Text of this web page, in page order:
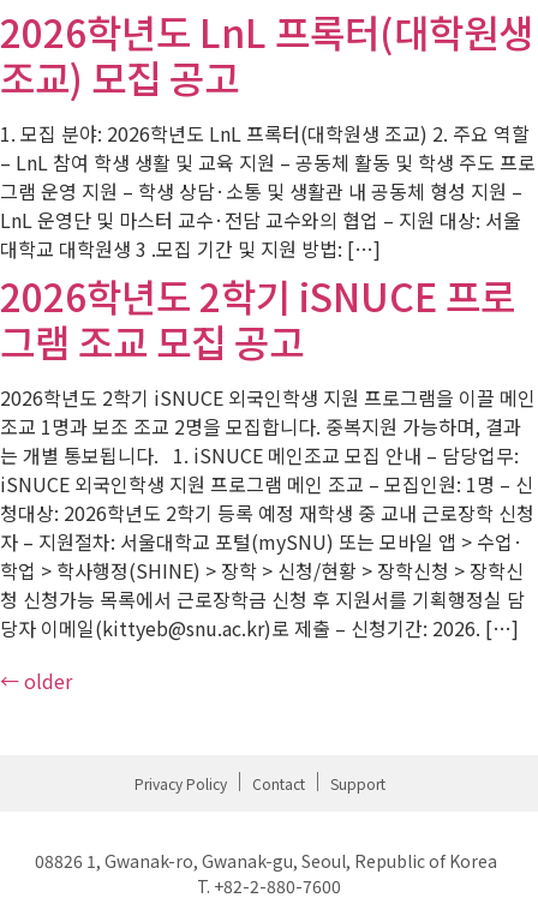
2026학년도 LnL 프록터(대학원생
조교) 모집 공고
1. 모집 분야: 2026학년도 LnL 프록터(대학원생 조교) 2. 주요 역할
– LnL 참여 학생 생활 및 교육 지원 – 공동체 활동 및 학생 주도 프로
그램 운영 지원 – 학생 상담·소통 및 생활관 내 공동체 형성 지원 –
LnL 운영단 및 마스터 교수·전담 교수와의 협업 – 지원 대상: 서울
대학교 대학원생 3 .모집 기간 및 지원 방법: […]
2026학년도 2학기 iSNUCE 프로
그램 조교 모집 공고
2026학년도 2학기 iSNUCE 외국인학생 지원 프로그램을 이끌 메인
조교 1명과 보조 조교 2명을 모집합니다. 중복지원 가능하며, 결과
는 개별 통보됩니다. 1. iSNUCE 메인조교 모집 안내 – 담당업무:
iSNUCE 외국인학생 지원 프로그램 메인 조교 – 모집인원: 1명 – 신
청대상: 2026학년도 2학기 등록 예정 재학생 중 교내 근로장학 신청
자 – 지원절차: 서울대학교 포털(mySNU) 또는 모바일 앱 > 수업·
학업 > 학사행정(SHINE) > 장학 > 신청/현황 > 장학신청 > 장학신
청 신청가능 목록에서 근로장학금 신청 후 지원서를 기획행정실 담
당자 이메일(kittyeb@snu.ac.kr)로 제출 – 신청기간: 2026. […]
←older
Privacy Policy Contact Support
08826 1, Gwanak-ro, Gwanak-gu, Seoul, Republic of Korea
T. +82-2-880-7600